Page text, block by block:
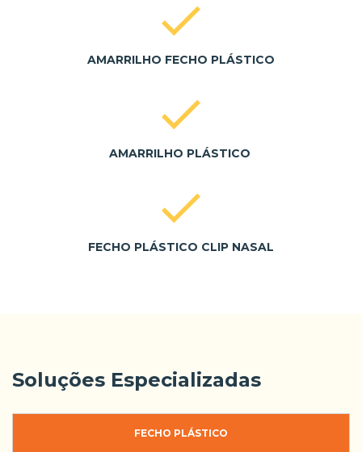
AMARRILHO FECHO PLÁSTICO
AMARRILHO PLÁSTICO
FECHO PLÁSTICO CLIP NASAL
Soluções Especializadas
FECHO PLÁSTICO